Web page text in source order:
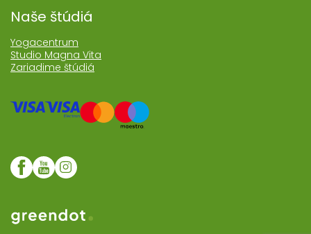
Naše štúdiá
Yogacentrum
Studio Magna Vita
Zariadime štúdiá
Web realizoval Greendot